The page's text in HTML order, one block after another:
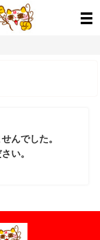
んでした。
い。